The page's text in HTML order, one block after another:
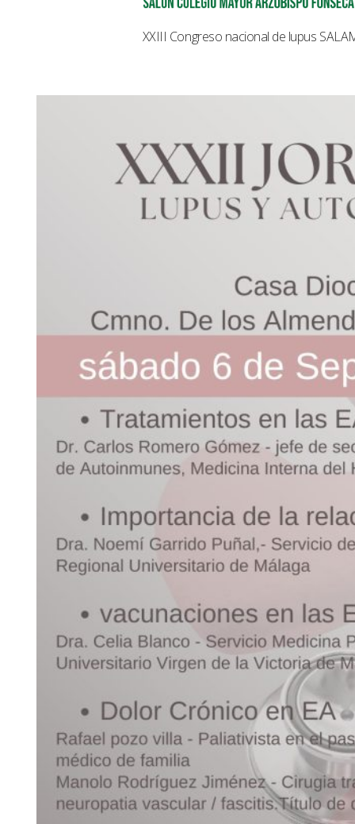
XXIII Congreso nacional de lupus